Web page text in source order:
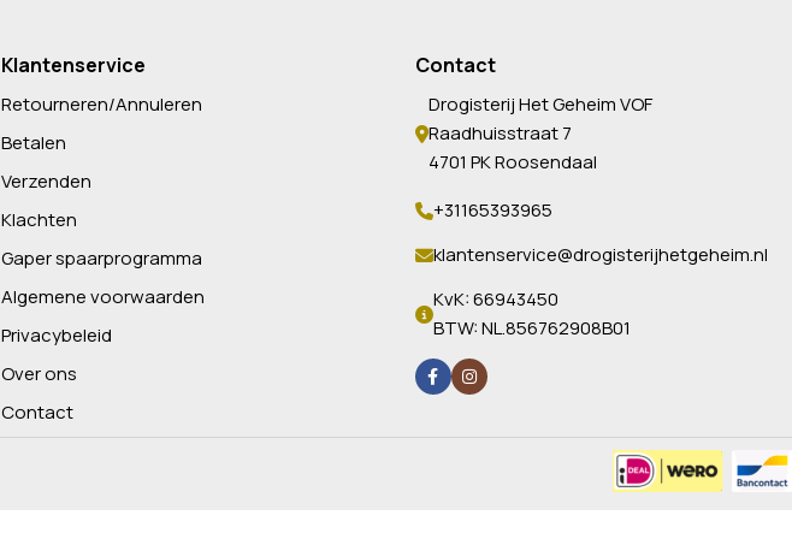
Klantenservice
Retourneren/Annuleren
Betalen
Verzenden
Klachten
Gaper spaarprogramma
Algemene voorwaarden
Privacybeleid
Over ons
Contact
Contact
Drogisterij Het Geheim VOF
Raadhuisstraat 7
4701 PK Roosendaal
+31165393965
klantenservice@drogisterijhetgeheim.nl
KvK: 66943450
BTW: NL.856762908B01